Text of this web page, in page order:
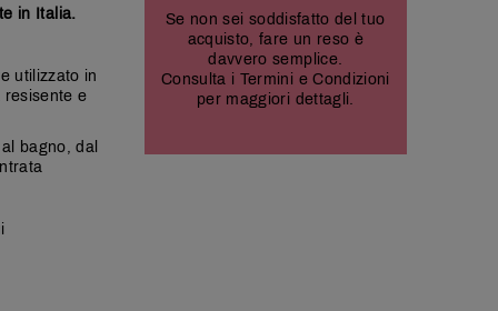
in Italia.
utilizzato in
resisente e
bagno, dal
Se non sei soddisfatto del tuo
acquisto, fare un reso è
davvero semplice.
Consulta i Termini e Condizioni
per maggiori dettagli.